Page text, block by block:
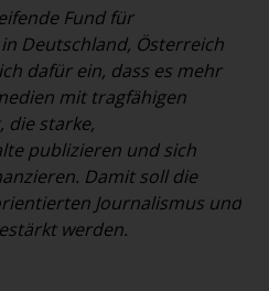
Fund für
Deutschland, Österreich
dafür ein, dass es mehr
mit tragfähigen
die starke,
publizieren und sich
Damit soll die
Journalismus und
werden.